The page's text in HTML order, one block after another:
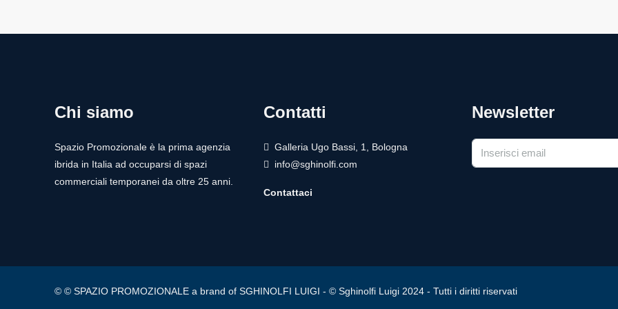
Chi siamo
Spazio Promozionale è la prima agenzia
ibrida in Italia ad occuparsi di spazi
commerciali temporanei da oltre 25 anni.
Contatti
Galleria Ugo Bassi, 1, Bologna
info@sghinolfi.com
Contattaci
Newsletter
© © SPAZIO PROMOZIONALE a brand of SGHINOLFI LUIGI - © Sghinolfi Luigi 2024 - Tutti i diritti riservati